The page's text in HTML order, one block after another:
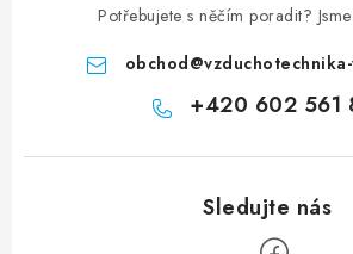
Potřebujete s něčím poradit?
obchod@
+420 602 561